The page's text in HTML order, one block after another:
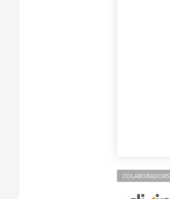
COLABORADORS